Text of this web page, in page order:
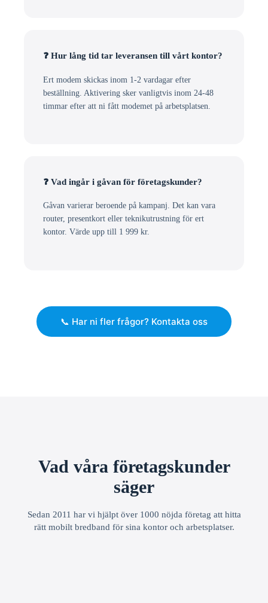
❓ Hur lång tid tar leveransen till vårt kontor?
Ert modem skickas inom 1-2 vardagar efter
beställning. Aktivering sker vanligtvis inom 24-48
timmar efter att ni fått modemet på arbetsplatsen.
❓ Vad ingår i gåvan för företagskunder?
Gåvan varierar beroende på kampanj. Det kan vara
router, presentkort eller teknikutrustning för ert
kontor. Värde upp till 1 999 kr.
📞 Har ni fler frågor? Kontakta oss
Vad våra företagskunder
säger
Sedan 2011 har vi hjälpt över 1000 nöjda företag att hitta
rätt mobilt bredband för sina kontor och arbetsplatser.